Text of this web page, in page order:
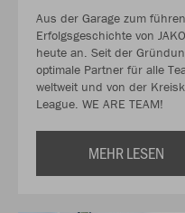
Aus der Garage zum
Erfolgsgeschichte von
heute an. Seit der
optimale Partner für alle
weltweit und von der
League. WE ARE TEAM!
MEHR LESEN